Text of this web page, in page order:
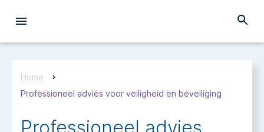
Home
Professioneel advies voor veiligheid en beveiliging